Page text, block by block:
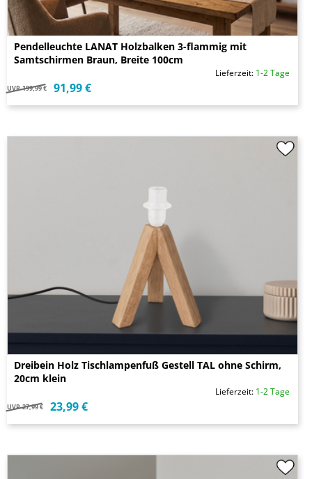
Pendelleuchte LANAT Holzbalken 3-flammig mit
Samtschirmen Braun, Breite 100cm
Lieferzeit: 1-2 Tage
UVP 199,99 € 91,99 €
Dreibein Holz Tischlampenfuß Gestell TAL ohne Schirm,
20cm klein
Lieferzeit: 1-2 Tage
UVP 27,99 € 23,99 €